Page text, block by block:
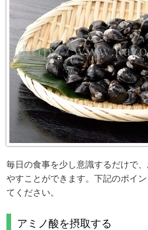
毎日の食事を少し意識するだけで
やすことができます。下記のポイ
てください。
アミノ酸を摂取する